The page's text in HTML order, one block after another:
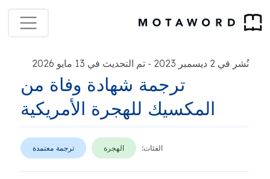
نُشر في 2 ديسمبر 2023 - تم التحديث في 13 مايو 2026
ترجمة شهادة وفاة من
المكسيك للهجرة الأمريكية
الفئات: الهجرة ترجمة معتمدة